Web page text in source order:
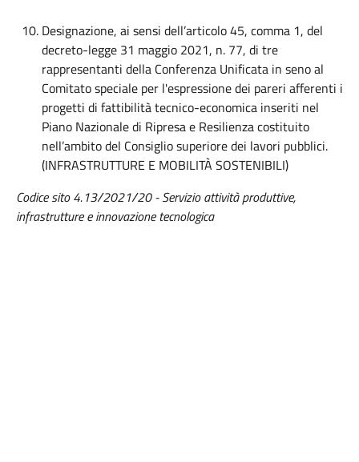
Designazione, ai sensi dell’articolo 45, comma 1, del
decreto-legge 31 maggio 2021, n. 77, di tre
rappresentanti della Conferenza Unificata in seno al
Comitato speciale per l'espressione dei pareri afferenti i
progetti di fattibilità tecnico-economica inseriti nel
Piano Nazionale di Ripresa e Resilienza costituito
nell’ambito del Consiglio superiore dei lavori pubblici.
(INFRASTRUTTURE E MOBILITÀ SOSTENIBILI)
Codice sito 4.13/2021/20 - Servizio attività produttive,
infrastrutture e innovazione tecnologica